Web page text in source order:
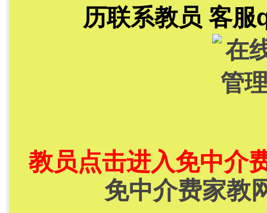
历联系教员 客服
教员点击进入免中介
免中介费家教